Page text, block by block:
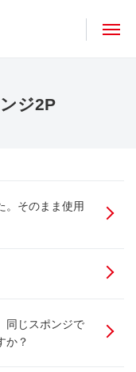
ジ2P
。そのまま使用
同じスポンジで
か？